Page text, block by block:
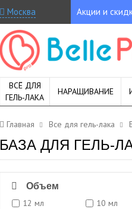
Москва Акции и
ВСЁ ДЛЯ
ГЕЛЬ-ЛАКА
НАРАЩИВАНИЕ
Главная Все для гель-лака
БАЗА ДЛЯ ГЕЛЬ-
Объем
12 мл 10 мл